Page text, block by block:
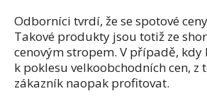
Odborníci tvrdí, že se spotové
Takové produkty jsou totiž ze
cenovým stropem. V případě, kdy
k poklesu velkoobchodních cen, z
zákazník naopak profitovat.